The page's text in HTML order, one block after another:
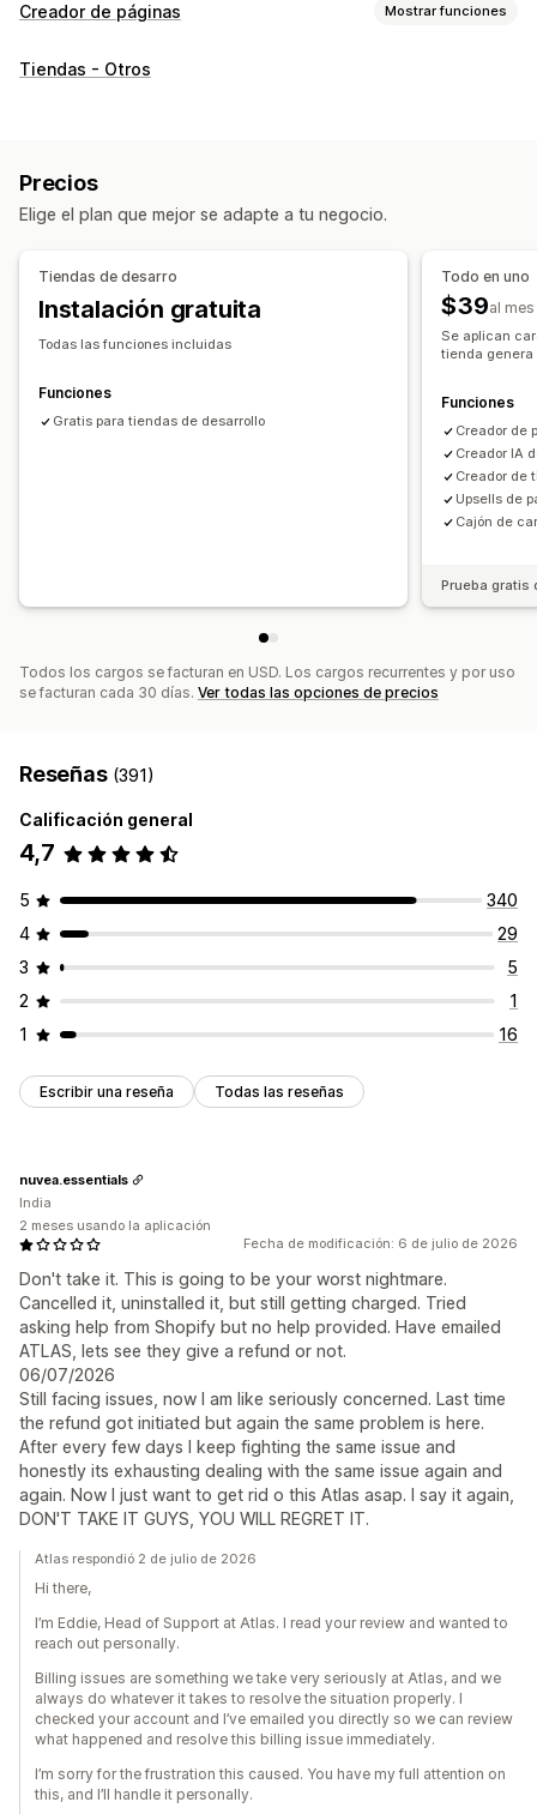
Creador de páginas Mostrar funciones
Tipos de páginas
Páginas de Acerca de nosotros
Ventanas emergentes Páginas legales Páginas de precios
Gestión de páginas
Páginas de borradores
Secciones globales
Estilos globales
Registros de actividad
Tiendas - Otros
Precios
Elige el plan que mejor se adapte a tu negocio.
Tiendas de desarro
Instalación gratuita
Todas las funciones incluidas
Funciones
Gratis para tiendas de desarrollo
Todo en uno
$39al mes
Se aplican
tienda genera
Funciones
Creador de
Creador IA
Creador de
Upsells de
Cajón de
Prueba gratis
Todos los cargos se facturan en USD. Los cargos recurrentes y por uso
se facturan cada 30 días. Ver todas las opciones de precios
Reseñas (391)
Calificación general
4,7
5
340
4
29
3
5
2
1
1
16
Escribir una reseña Todas las reseñas
Fecha de modificación: 6 de julio de 2026
Don't take it. This is going to be your worst nightmare.
Cancelled it, uninstalled it, but still getting charged. Tried
asking help from Shopify but no help provided. Have emailed
ATLAS, lets see they give a refund or not.
06/07/2026
Still facing issues, now I am like seriously concerned. Last time
the refund got initiated but again the same problem is here.
After every few days I keep fighting the same issue and
honestly its exhausting dealing with the same issue again and
again. Now I just want to get rid o this Atlas asap. I say it again,
DON'T TAKE IT GUYS, YOU WILL REGRET IT.
nuvea.essentials
India
2 meses usando la aplicación
Atlas respondió 2 de julio de 2026
Hi there,
I’m Eddie, Head of Support at Atlas. I read your review and wanted to
reach out personally.
Billing issues are something we take very seriously at Atlas, and we
always do whatever it takes to resolve the situation properly. I
checked your account and I’ve emailed you directly so we can review
what happened and resolve this billing issue immediately.
I’m sorry for the frustration this caused. You have my full attention on
this, and I’ll handle it personally.